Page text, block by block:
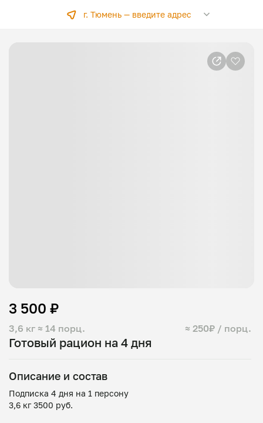
г. Тюмень — введите адрес
Готовый рацион на 4 дня
3,6 кг ≈ 14 порц. ≈ 250₽ / порц.
3 500 ₽
Описание и состав
Подписка 4 дня на 1 персону
3,6 кг 3500 руб.